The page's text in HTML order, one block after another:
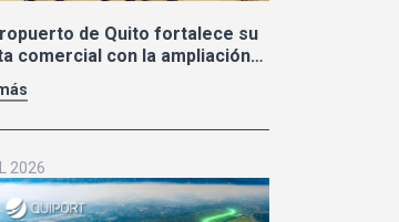
de Quito fortalece su
comercial con la ampliación
Ralph Lauren y Adidas
2026